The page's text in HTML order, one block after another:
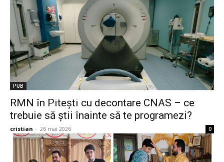
PUB
RMN în Pitești cu decontare CNAS – ce
trebuie să știi înainte să te programezi?
cristian - 26 mai 2026 0